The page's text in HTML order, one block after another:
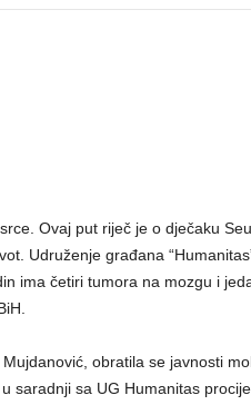
Ovaj put riječ je o dječaku
Udruženje građana
ima četiri tumora na mozgu i
obratila se javnosti
saradnji sa UG Humanitas